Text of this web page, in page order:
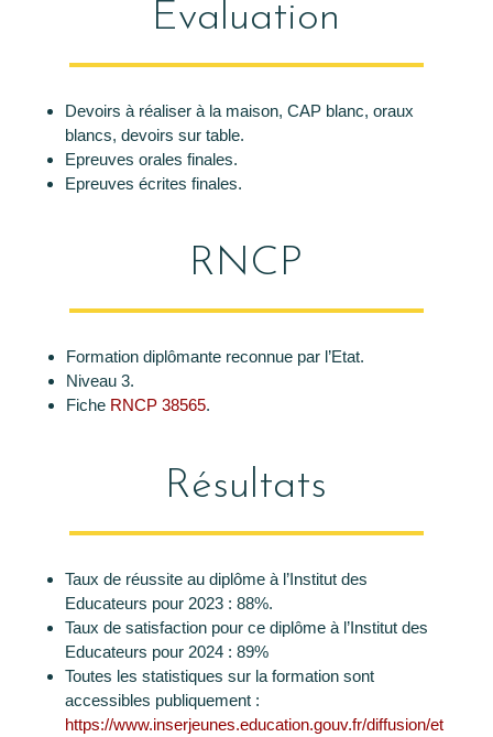
Evaluation
Devoirs à réaliser à la maison, CAP blanc, oraux
blancs, devoirs sur table.
Epreuves orales finales.
Epreuves écrites finales.
RNCP
Formation diplômante reconnue par l’Etat.
Niveau 3.
Fiche RNCP 38565.
Résultats
Taux de réussite au diplôme à l’Institut des
Educateurs pour 2023 : 88%.
Taux de satisfaction pour ce diplôme à l’Institut des
Educateurs pour 2024 : 89%
Toutes les statistiques sur la formation sont
accessibles publiquement :
https://www.inserjeunes.education.gouv.fr/diffusion/et